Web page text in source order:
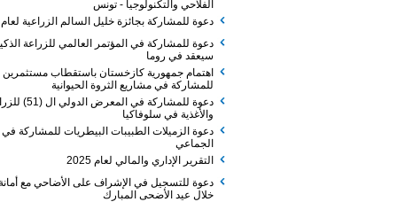
الفلاحي والتكنولوجيا - تونس
دعوة للمشاركة بجائزة خليل السالم الزراعية لعام 2026
دعوة للمشاركة في المؤتمر العالمي للزراعة الذكية الذي
سيعقد في روما
اهتمام جمهورية كازخستان باستقطاب مستثمرين
للمشاركة في مشاريع الثروة الحيوانية
دعوة للمشاركة في المعرض الدولي ال (51) للزراعة
والأغذية في سلوفاكيا
دعوة الزميلات الطبيبات البيطريات للمشاركة في الفطور
التقرير الإداري والمالي لعام 2025
دعوة للتسجيل في الإشراف على الأضاحي مع أمانة عمان
خلال عيد الأضحى المبارك